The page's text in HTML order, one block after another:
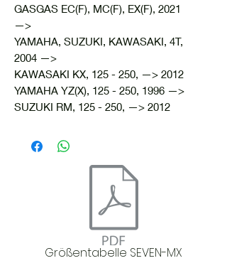
GASGAS EC(F), MC(F), EX(F), 2021
—>
YAMAHA, SUZUKI, KAWASAKI, 4T,
2004 —>
KAWASAKI KX, 125 - 250, —> 2012
YAMAHA YZ(X), 125 - 250, 1996 —>
SUZUKI RM, 125 - 250, —> 2012
Größentabelle SEVEN-MX